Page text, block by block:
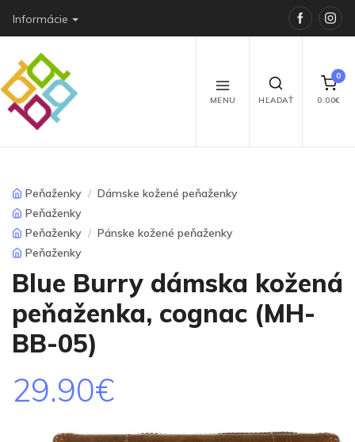
Informácie
MENU HĽADAŤ
0
0.00€
Peňaženky
Dámske kožené peňaženky
Peňaženky
Peňaženky
Pánske kožené peňaženky
Peňaženky
Blue Burry dámska kožená
peňaženka, cognac (MH-
BB-05)
29.90€